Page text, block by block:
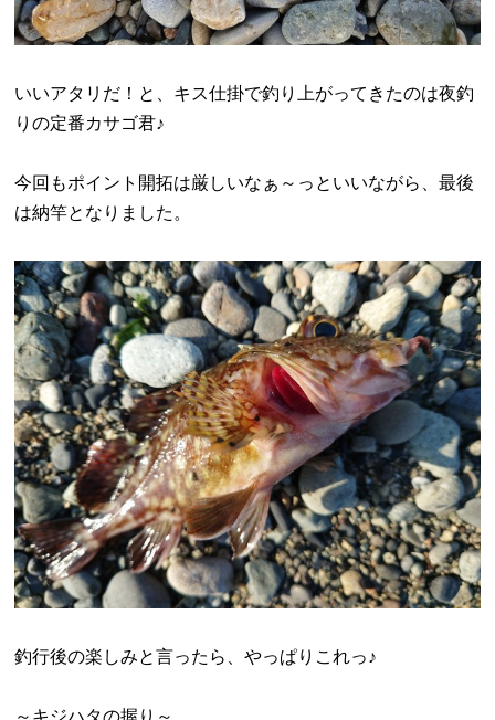
いいアタリだ！と、キス仕掛で釣り上がってきたのは夜釣
りの定番カサゴ君♪
今回もポイント開拓は厳しいなぁ～っといいながら、最後
は納竿となりました。
釣行後の楽しみと言ったら、やっぱりこれっ♪